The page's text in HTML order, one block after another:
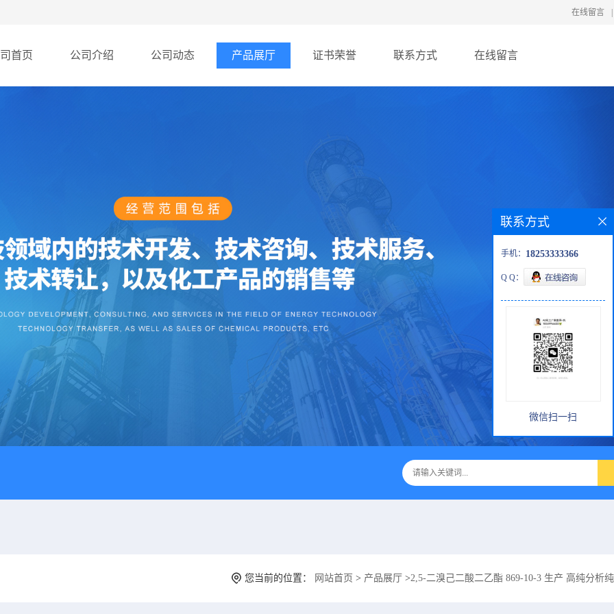
在线留言
首页 公司介绍 公司动态 产品展厅 证书荣誉 联系方式 在线留言
您当前的位置： 网站首页 > 产品展厅 >2,5-二溴己二酸二乙酯 869-10-3 生产 高纯分析
联系方式
手机： 18253333366
Q Q：
微信扫一扫